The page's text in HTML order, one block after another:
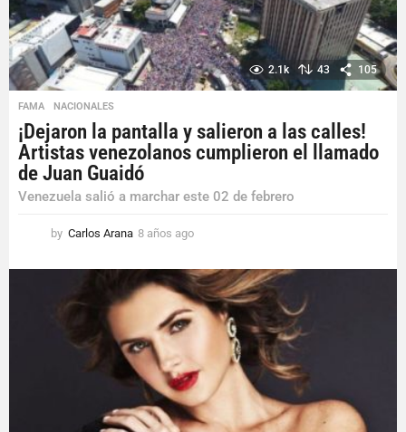
2.1k 43 105
FAMA ,NACIONALES
¡Dejaron la pantalla y salieron a las calles!
Artistas venezolanos cumplieron el llamado
de Juan Guaidó
Venezuela salió a marchar este 02 de febrero
by Carlos Arana 8 años ago
ñ
o
s
a